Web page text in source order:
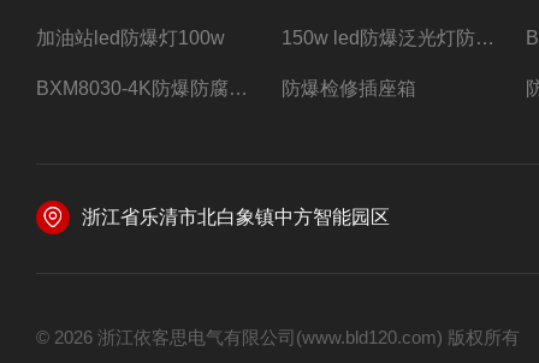
加油站led防爆灯100w 150w led防爆泛光灯防水防尘防爆三防灯
BXM8030-4K防爆防腐照明配电箱四路带总开关 防爆检修插座箱
浙江省乐清市北白象镇中方智能园区
© 2026 浙江依客思电气有限公司(www.bld120.com) 版权所有